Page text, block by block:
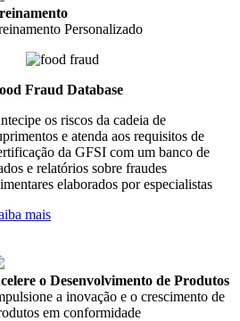
Personalizado
Fraud Database
os riscos da cadeia de
e atenda aos requisitos de
da GFSI com um banco de
e relatórios sobre fraudes
elaborados por especialistas
mais
o Desenvolvimento de Produtos
a inovação e o crescimento de
em conformidade